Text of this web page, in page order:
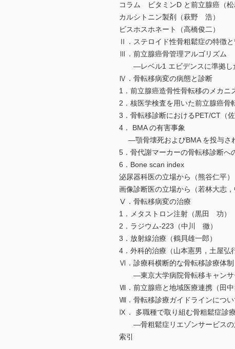
コラム ビタミンD と前立腺癌（
カルシトニン製剤（萩野 浩）
ビスホスホネート（高橋俊二）
Ⅱ．ステロイド性骨粗鬆症の特徴と
Ⅲ．前立腺癌骨管理アルゴリズム
―レベル1 エビデンスに準拠し
Ⅳ．骨転移病変の病態と診断
1．前立腺癌造骨性骨転移のメカニ
2．核医学検査を用いた前立腺癌骨
3．骨転移診断におけるPET/CT（佐
4． BMA の有害事象
―顎骨壊死およびBMA を投与さ
5．骨代謝マーカーの骨転移診断へ
6．Bone scan index
泌尿器科医の立場から（熊谷仁平）
画像診断医の立場から（若林大志，
Ⅴ．骨転移病変の治療
1．メタストロン注射（黒田 功）
2．ラジウム-223（中川 徹）
3．放射線治療（鶴貝雄一郎）
4．外科的治療（山本憲男，土屋弘
Ⅵ．診療科横断的な骨転移診療体制
―東京大学病院骨転移キャンサ
Ⅶ．前立腺癌と地域医療連携（田中
Ⅷ．骨転移診療ガイドラインについ
Ⅸ． 多職種で取り組む骨粗鬆症診療
―骨粗鬆症リエゾンサービスの
索引